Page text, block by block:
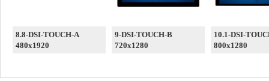
8.8-DSI-TOUCH-A
480x1920
9-DSI-TOUCH-B
720x1280
10.1-DSI-
800x1280